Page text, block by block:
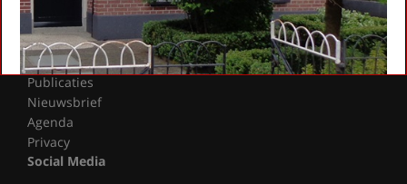
Over Literair Zeist
Bestuur en Adviseurs
Samenwerking en sponsoren
Publicaties
Nieuwsbrief
Agenda
Privacy
Social Media